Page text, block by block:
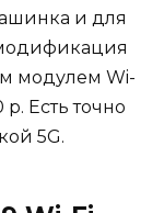
и для
модулем Wi-
Есть точно
5G.